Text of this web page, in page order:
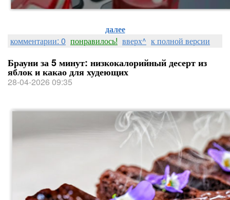
далее
комментарии: 0 понравилось! вверх^ к полной версии
Брауни за 5 минут: низкокалорийный десерт из
яблок и какао для худеющих
28-04-2026 09:35